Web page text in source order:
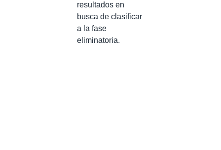
resultados en
busca de clasificar
a la fase
eliminatoria.